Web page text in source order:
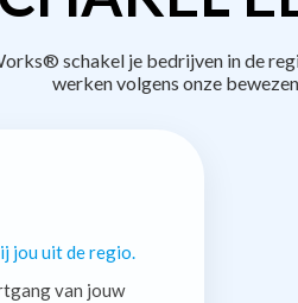
schakel je bedrijven in de
werken volgens onze
jou uit de regio.
van jouw